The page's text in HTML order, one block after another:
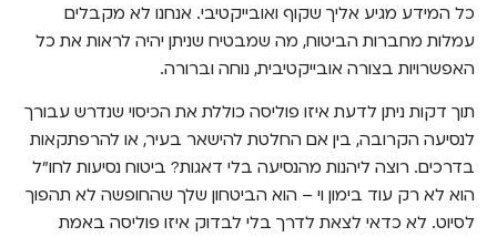
כל המידע מגיע אליך שקוף ואובייקטיבי. אנחנו לא מקבלים
עמלות מחברות הביטוח, מה שמבטיח שניתן יהיה לראות את כל
האפשרויות בצורה אובייקטיבית, נוחה וברורה.
תוך דקות ניתן לדעת איזו פוליסה כוללת את הכיסוי שנדרש עבורך
לנסיעה הקרובה, בין אם החלטת להישאר בעיר, או להרפתקאות
בדרכים. רוצה ליהנות מהנסיעה בלי דאגות? ביטוח נסיעות לחו"ל
הוא לא רק עוד בימון וי – הוא הביטחון שלך שהחופשה לא תהפוך
לסיוט. לא כדאי לצאת לדרך בלי לבדוק איזו פוליסה באמת